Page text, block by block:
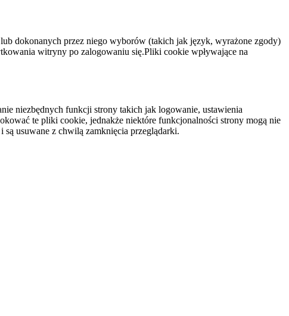
dokonanych przez niego wyborów (takich jak język, wyrażone zgody)
witryny po zalogowaniu się.Pliki cookie wpływające na
niezbędnych funkcji strony takich jak logowanie, ustawienia
te pliki cookie, jednakże niektóre funkcjonalności strony mogą nie
usuwane z chwilą zamknięcia przeglądarki.